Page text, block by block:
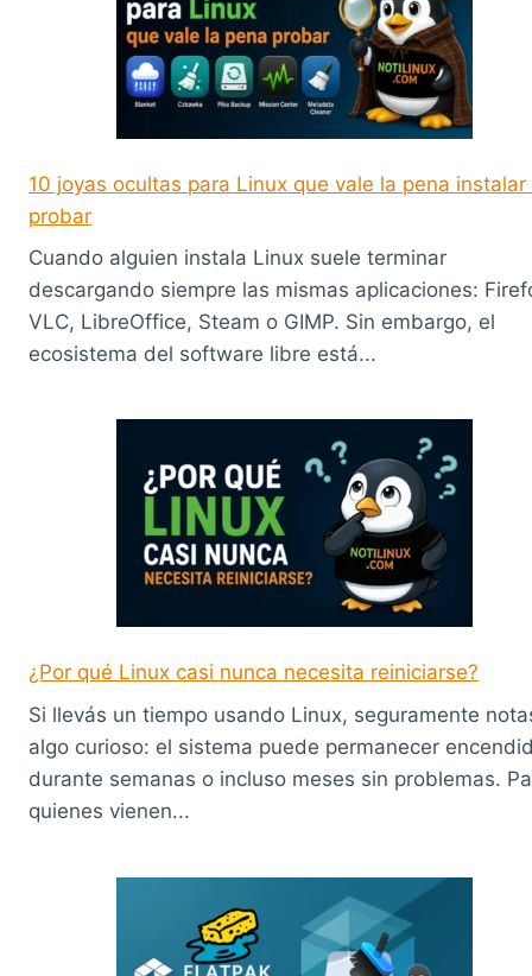
10 joyas ocultas para Linux que vale la pena instalar
probar
Cuando alguien instala Linux suele terminar
descargando siempre las mismas aplicaciones:
VLC, LibreOffice, Steam o GIMP. Sin embargo, el
ecosistema del software libre está...
¿Por qué Linux casi nunca necesita reiniciarse?
Si llevás un tiempo usando Linux, seguramente
algo curioso: el sistema puede permanecer
durante semanas o incluso meses sin problemas.
quienes vienen...